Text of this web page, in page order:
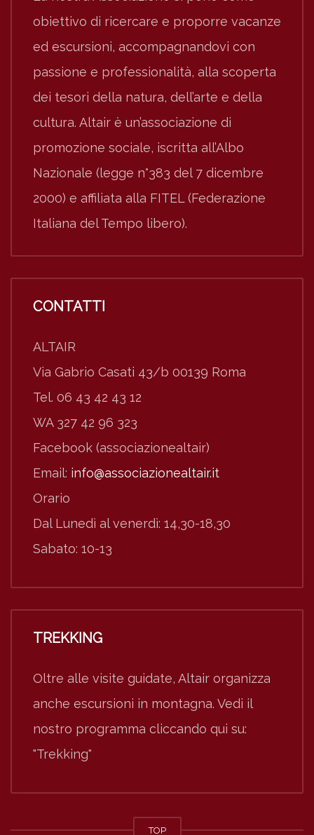
obiettivo di ricercare e proporre vacanze
ed escursioni, accompagnandovi con
passione e professionalità, alla scoperta
dei tesori della natura, dell’arte e della
cultura. Altair è un’associazione di
promozione sociale, iscritta all’Albo
Nazionale (legge n°383 del 7 dicembre
2000) e affiliata alla FITEL (Federazione
Italiana del Tempo libero).
CONTATTI
ALTAIR
Via Gabrio Casati 43/b 00139 Roma
Tel. 06 43 42 43 12
WA 327 42 96 323
Facebook (associazionealtair)
Email: info@associazionealtair.it
Orario
Dal Lunedì al venerdì: 14,30-18,30
Sabato: 10-13
TREKKING
Oltre alle visite guidate, Altair organizza
anche escursioni in montagna. Vedi il
nostro programma cliccando qui su:
"Trekking"
TOP